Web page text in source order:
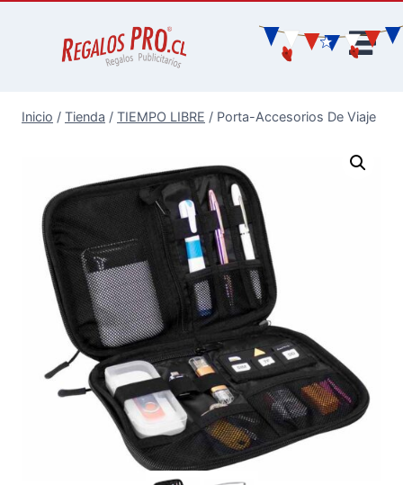
Inicio / Tienda / TIEMPO LIBRE / Porta-Accesorios De Viaje